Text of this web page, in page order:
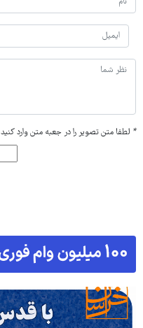
* لطفا متن تصویر را در جعبه متن وارد کنید